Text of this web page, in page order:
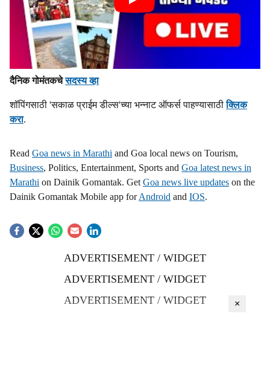
दैनिक गोमंतकचेसदस्य व्हा
शॉपिंगसाठी 'सकाळ प्राईम डील्स'च्या भन्नाट ऑफर्स पाहण्यासाठीक्लिक
करा.
Read Goa news in Marathi and Goa local news on Tourism,
Business, Politics, Entertainment, Sports and Goa latest news in
Marathi on Dainik Gomantak. Get Goa news live updates on the
Dainik Gomantak Mobile app forAndroid and IOS.
ADVERTISEMENT / WIDGET
ADVERTISEMENT / WIDGET
ADVERTISEMENT / WIDGET
×